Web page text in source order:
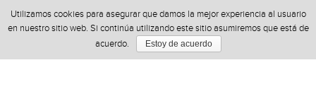
Utilizamos cookies para asegurar que damos la mejor experiencia al usuario
en nuestro sitio web. Si continúa utilizando este sitio asumiremos que está de
acuerdo.
Estoy de acuerdo